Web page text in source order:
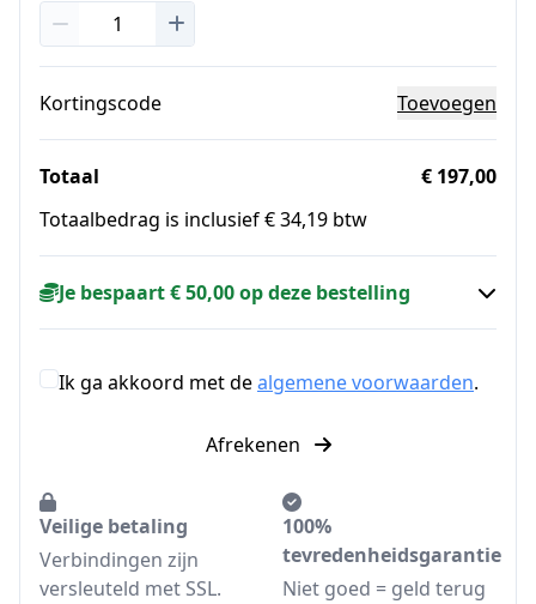
Kortingscode Toevoegen
Totaal
€ 197,00
Totaalbedrag is inclusief € 34,19 btw
Je bespaart € 50,00 op deze bestelling
Ik ga akkoord met dealgemene voorwaarden.
Afrekenen
Veilige betaling
Verbindingen zijn
versleuteld met SSL.
100%
tevredenheidsgarantie
Niet goed = geld terug